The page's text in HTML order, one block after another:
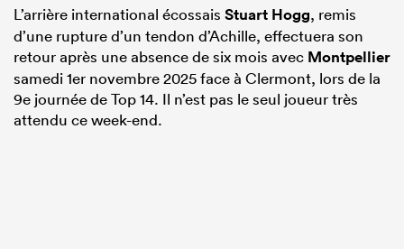
L’arrière international écossais Stuart Hogg, remis
d’une rupture d’un tendon d’Achille, effectuera son
retour après une absence de six mois avec Montpellier
samedi 1er novembre 2025 face à Clermont, lors de la
9e journée de Top 14. Il n’est pas le seul joueur très
attendu ce week-end.